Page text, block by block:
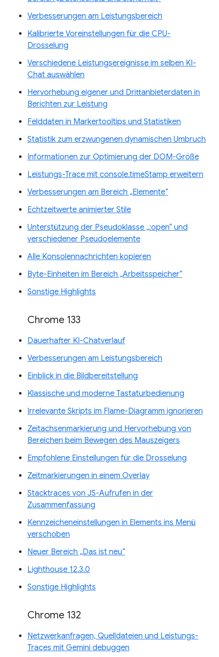
Verbesserungen am Leistungsbereich
Kalibrierte Voreinstellungen für die CPU-
Drosselung
Verschiedene Leistungsereignisse im selben KI-
Chat auswählen
Hervorhebung eigener und Drittanbieterdaten in
Berichten zur Leistung
Felddaten in Markertooltips und Statistiken
Statistik zum erzwungenen dynamischen Umbruch
Informationen zur Optimierung der DOM-Größe
Leistungs-Trace mit console.timeStamp erweitern
Verbesserungen am Bereich „Elemente“
Echtzeitwerte animierter Stile
Unterstützung der Pseudoklasse „:open“ und
verschiedener Pseudoelemente
Alle Konsolennachrichten kopieren
Byte-Einheiten im Bereich „Arbeitsspeicher“
Sonstige Highlights
Chrome 133
Dauerhafter KI-Chatverlauf
Verbesserungen am Leistungsbereich
Einblick in die Bildbereitstellung
Klassische und moderne Tastaturbedienung
Irrelevante Skripts im Flame-Diagramm ignorieren
Zeitachsenmarkierung und Hervorhebung von
Bereichen beim Bewegen des Mauszeigers
Empfohlene Einstellungen für die Drosselung
Zeitmarkierungen in einem Overlay
Stacktraces von JS-Aufrufen in der
Zusammenfassung
Kennzeicheneinstellungen in Elements ins Menü
verschoben
Neuer Bereich „Das ist neu“
Lighthouse 12.3.0
Sonstige Highlights
Chrome 132
Netzwerkanfragen, Quelldateien und Leistungs-
Traces mit Gemini debuggen